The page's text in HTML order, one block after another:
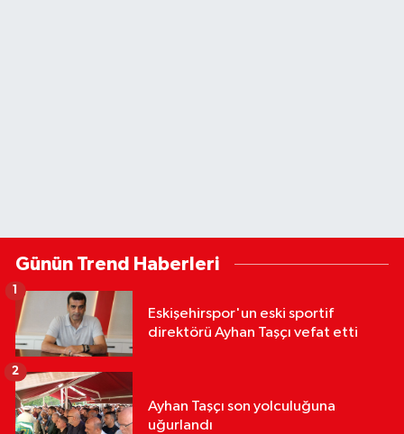
Günün Trend Haberleri
Eskişehirspor'un eski sportif
direktörü Ayhan Taşçı vefat etti
1
Ayhan Taşçı son yolculuğuna
uğurlandı
2